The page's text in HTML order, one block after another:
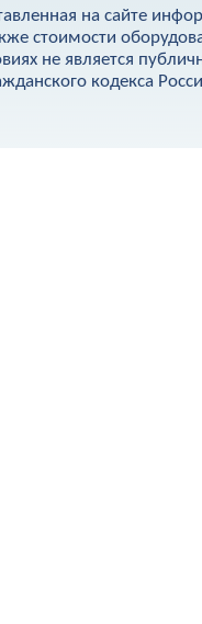
на сайте
стоимости
не является
кодекса